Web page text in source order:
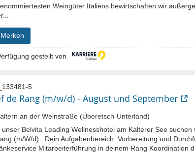
Weingüter Italiens bewirtschaften wir
Merken
gestellt von
5
de Rang (m/w/d) - August und September
an der Weinstraße (Überetsch-Unterland)
unser Belvita Leading Wellnesshotel am Kalterer See
(m/W/d) Dein Aufgabenbereich: Vorbereitung und
Mitarbeiterführung in deinem Rang Koordination